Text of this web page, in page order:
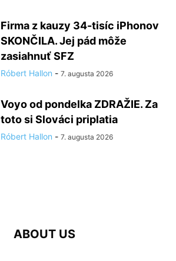
Firma z kauzy 34-tisíc iPhonov
SKONČILA. Jej pád môže
zasiahnuť SFZ
Róbert Hallon - 7. augusta 2026
Voyo od pondelka ZDRAŽIE. Za
toto si Slováci priplatia
Róbert Hallon - 7. augusta 2026
ABOUT US